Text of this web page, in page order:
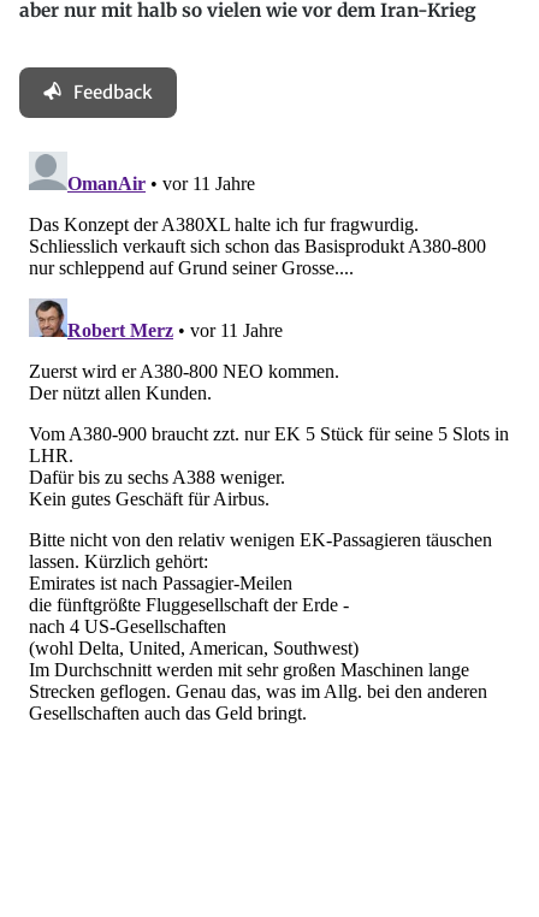
aber nur mit halb so vielen wie vor dem Iran-Krieg
Feedback